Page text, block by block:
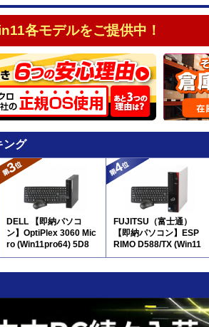
各モデルをご提供中！
ング
DELL 【即納パソコ
ン】OptiPlex 3060 Mic
ro (Win11pro64) 5D8
FUJITSU（富士通）
【即納パソコン】ESP
RIMO D588/TX (Win11
pro64) 5D8